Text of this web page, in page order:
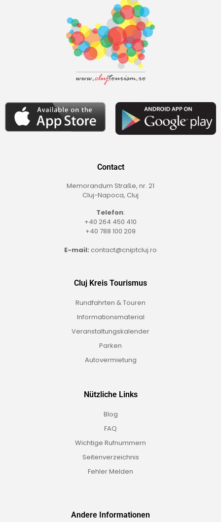
Contact
Memorandum Straße, nr. 21
Cluj-Napoca, Cluj
Telefon:
+40 264 450 410
+40 788 100 209
E-mail: contact@cniptcluj.ro
Cluj Kreis Tourismus
Rundfahrten & Touren
Informationsmaterial
Veranstaltungskalender
Parken
Autovermietung
Nützliche Links
Blog
FAQ
Wichtige Rufnummern
Seitenverzeichnis
Fehler Melden
Andere Informationen